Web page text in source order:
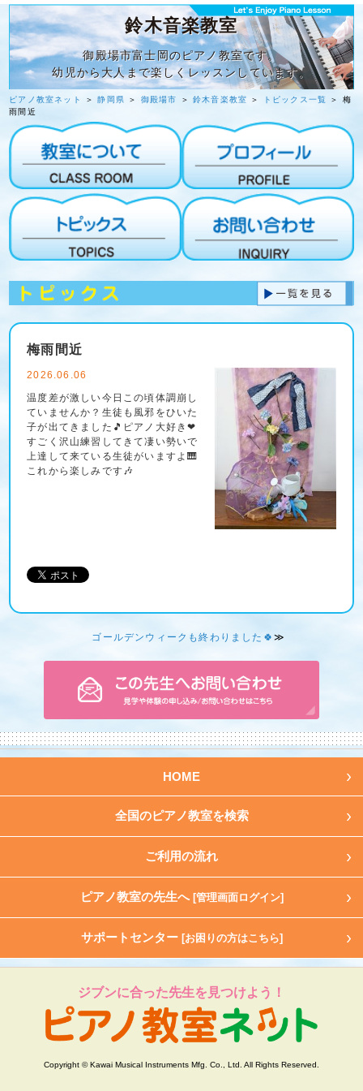
鈴木音楽教室
御殿場市富士岡のピアノ教室です。
幼児から大人まで楽しくレッスンしています。
ピアノ教室ネット ＞静岡県 ＞ 御殿場市 ＞鈴木音楽教室 ＞ トピックス一覧
＞ 梅
雨間近
梅雨間近
2026.06.06
温度差が激しい今日この頃体調崩し
ていませんか？生徒も風邪をひいた
子が出てきました🎵ピアノ大好き❤
すごく沢山練習してきて凄い勢いで
上達して来ている生徒がいますよ🎹
これから楽しみです🎶
ゴールデンウィークも終わりました🍀 ≫
HOME
全国のピアノ教室を検索
ご利用の流れ
ピアノ教室の先生へ [管理画面ログイン]
サポートセンター [お困りの方はこちら]
ジブンに合った先生を見つけよう！
Copyright © Kawai Musical Instruments Mfg. Co., Ltd. All Rights Reserved.